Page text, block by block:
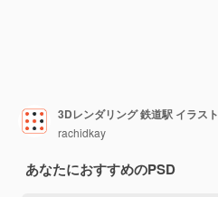
3Dレンダリング 鉄道駅 イラスト
rachidkay
あなたにおすすめのPSD